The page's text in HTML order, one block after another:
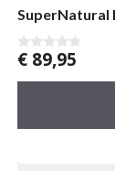
SuperNatural
0
a
€ 89,95